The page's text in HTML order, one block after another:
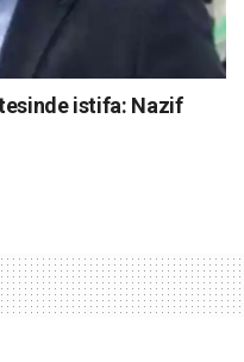
istifa: Nazif